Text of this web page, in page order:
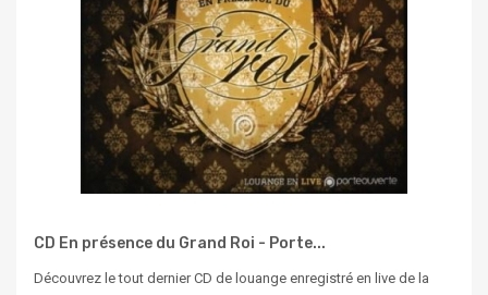
CD En présence du Grand Roi - Porte...
Découvrez le tout dernier CD de louange enregistré en live de la